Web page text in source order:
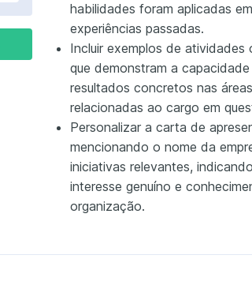
habilidades foram aplicadas em
experiências passadas.
Incluir exemplos de atividades
que demonstram a
resultados concretos nas áreas
relacionadas ao cargo em
Personalizar a carta de
mencionando o nome da
iniciativas relevantes,
interesse genuíno e
organização.